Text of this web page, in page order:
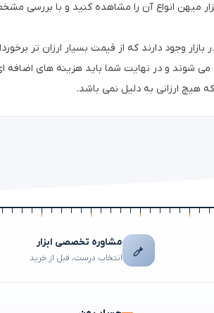
میهن انواع آن را مشاهده کنید و با
وجود دارند که از قیمت بسیار ارزان تر
شوند و در نهایت شما باید هزینه های اضافه
هیچ ارزانی به دلیل نمی باشد.
مشاوره تخصصی ابزار
انتخاب درست، قبل از خرید